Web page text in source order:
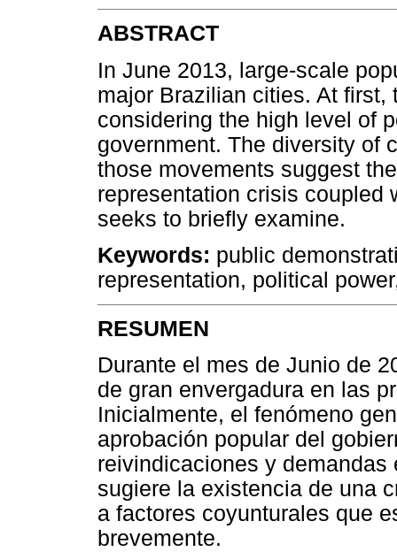
ABSTRACT
In June 2013, large-scale
major Brazilian cities. At first,
considering the high level of
government. The diversity of
those movements suggest
representation crisis coupled
seeks to briefly examine.
Keywords: public
representation, political
RESUMEN
Durante el mes de Junio de
de gran envergadura en las
Inicialmente, el fenómeno
aprobación popular del
reivindicaciones y
sugiere la existencia de una
a factores coyunturales que
brevemente.